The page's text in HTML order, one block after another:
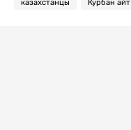
казахстанцы Курбан айт